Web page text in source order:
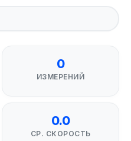
0
ИЗМЕРЕНИЙ
0.0
СР. СКОРОСТЬ